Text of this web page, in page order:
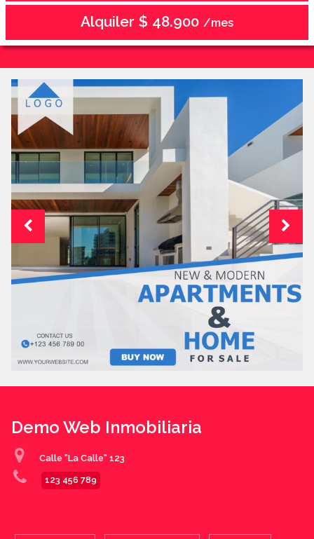
Alquiler $ 48.900 /mes
Demo Web Inmobiliaria
Calle "La Calle" 123
123 456 789